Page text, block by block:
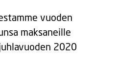
vuoden
maksaneille
2020